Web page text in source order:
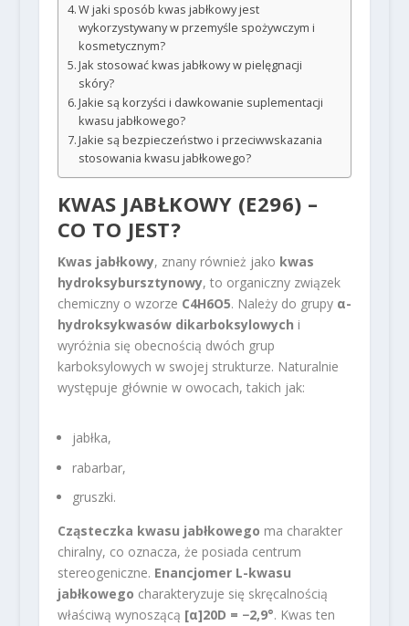
W jaki sposób kwas jabłkowy jest
wykorzystywany w przemyśle spożywczym i
kosmetycznym?
Jak stosować kwas jabłkowy w pielęgnacji
skóry?
Jakie są korzyści i dawkowanie suplementacji
kwasu jabłkowego?
Jakie są bezpieczeństwo i przeciwwskazania
stosowania kwasu jabłkowego?
KWAS JABŁKOWY (E296) –
CO TO JEST?
Kwas jabłkowy, znany również jako kwas
hydroksybursztynowy, to organiczny związek
chemiczny o wzorze C4H6O5. Należy do grupy α-
hydroksykwasów dikarboksylowych i
wyróżnia się obecnością dwóch grup
karboksylowych w swojej strukturze. Naturalnie
występuje głównie w owocach, takich jak:
jabłka,
rabarbar,
gruszki.
Cząsteczka kwasu jabłkowego ma charakter
chiralny, co oznacza, że posiada centrum
stereogeniczne. Enancjomer L-kwasu
jabłkowego charakteryzuje się skręcalnością
właściwą wynoszącą [α]20D = −2,9°. Kwas ten